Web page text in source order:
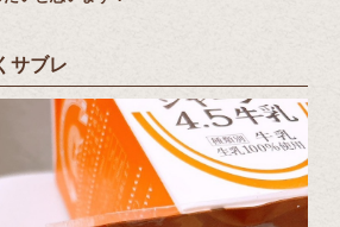
サブレ